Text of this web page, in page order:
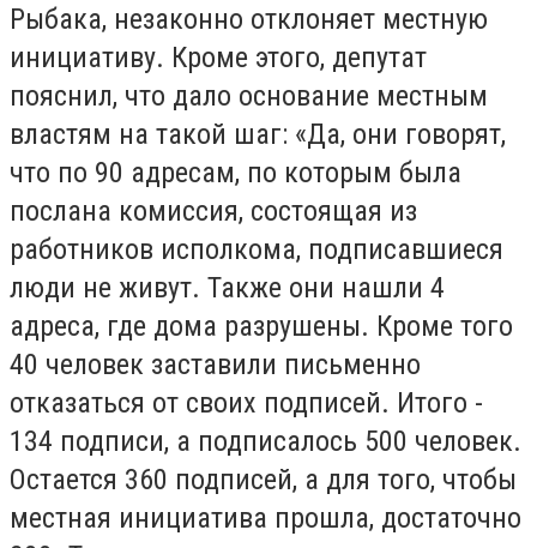
Рыбака, незаконно отклоняет местную
инициативу. Кроме этого, депутат
пояснил, что дало основание местным
властям на такой шаг: «Да, они говорят,
что по 90 адресам, по которым была
послана комиссия, состоящая из
работников исполкома, подписавшиеся
люди не живут. Также они нашли 4
адреса, где дома разрушены. Кроме того
40 человек заставили письменно
отказаться от своих подписей. Итого -
134 подписи, а подписалось 500 человек.
Остается 360 подписей, а для того, чтобы
местная инициатива прошла, достаточно